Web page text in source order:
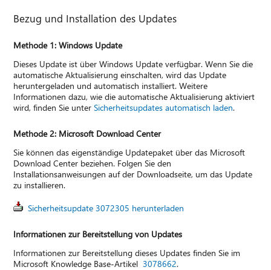
Bezug und Installation des Updates
Methode 1: Windows Update
Dieses Update ist über Windows Update verfügbar. Wenn Sie die
automatische Aktualisierung einschalten, wird das Update
heruntergeladen und automatisch installiert. Weitere
Informationen dazu, wie die automatische Aktualisierung aktiviert
wird, finden Sie unterSicherheitsupdates automatisch laden.
Methode 2: Microsoft Download Center
Sie können das eigenständige Updatepaket über das Microsoft
Download Center beziehen. Folgen Sie den
Installationsanweisungen auf der Downloadseite, um das Update
zu installieren.
Sicherheitsupdate 3072305 herunterladen
Informationen zur Bereitstellung von Updates
Informationen zur Bereitstellung dieses Updates finden Sie im
Microsoft Knowledge Base-Artikel3078662.